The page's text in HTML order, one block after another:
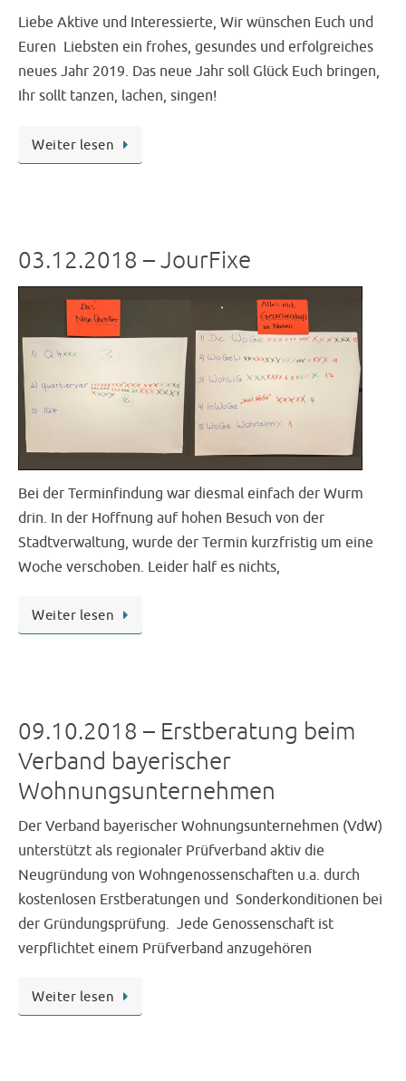
Liebe Aktive und Interessierte, Wir wünschen Euch und
Euren Liebsten ein frohes, gesundes und erfolgreiches
neues Jahr 2019. Das neue Jahr soll Glück Euch bringen,
Ihr sollt tanzen, lachen, singen!
Weiter lesen
03.12.2018 – JourFixe
Bei der Terminfindung war diesmal einfach der Wurm
drin. In der Hoffnung auf hohen Besuch von der
Stadtverwaltung, wurde der Termin kurzfristig um eine
Woche verschoben. Leider half es nichts,
Weiter lesen
09.10.2018 – Erstberatung beim
Verband bayerischer
Wohnungsunternehmen
Der Verband bayerischer Wohnungsunternehmen (VdW)
unterstützt als regionaler Prüfverband aktiv die
Neugründung von Wohngenossenschaften u.a. durch
kostenlosen Erstberatungen und Sonderkonditionen bei
der Gründungsprüfung. Jede Genossenschaft ist
verpflichtet einem Prüfverband anzugehören
Weiter lesen